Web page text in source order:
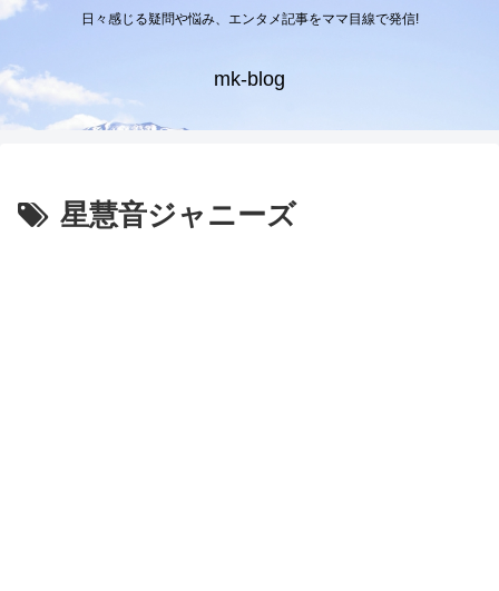
日々感じる疑問や悩み、エンタメ記事をママ目線で発信!
mk-blog
星慧音ジャニーズ